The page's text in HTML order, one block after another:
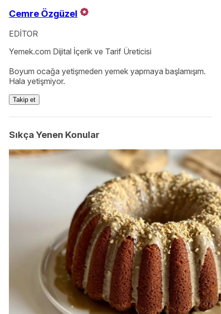
Cemre Özgüzel
EDİTOR
Yemek.com Dijital İçerik ve Tarif Üreticisi
Boyum ocağa yetişmeden yemek yapmaya başlamışım.
Hala yetişmiyor.
Takip et
Sıkça Yenen Konular